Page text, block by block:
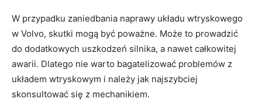
W przypadku zaniedbania naprawy układu ⁤wtryskowego ​
w Volvo,⁣ skutki mogą być poważne. Może to prowadzić
do dodatkowych uszkodzeń silnika, a ⁤nawet całkowitej
awarii. Dlatego nie ‌warto bagatelizować problemów z
układem wtryskowym i należy ⁤jak najszybciej
⁢skonsultować ⁣się z mechanikiem.